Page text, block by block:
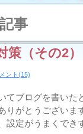
事
（その2）
ント(15)
てブログを書いた
りがとうございま
設定がうまくでき